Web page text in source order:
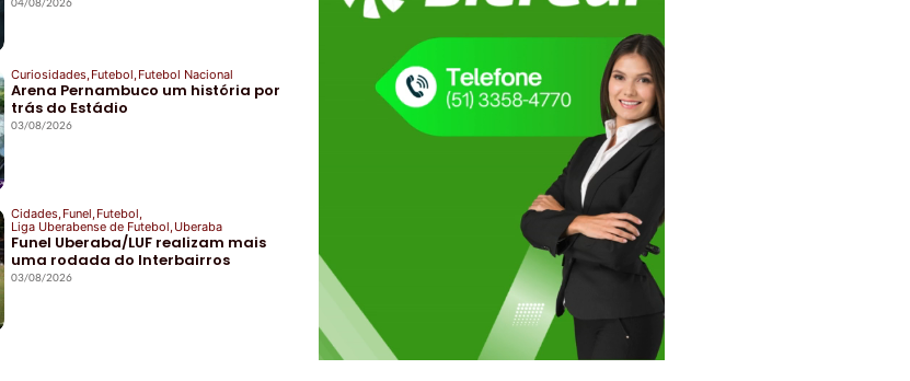
Curiosidades, Futebol Futebol Nacional
Arena Pernambuco um história por
trás do Estádio
03/08/2026
Cidades,Funel,Futebol,
Liga Uberabense de Futebol,Uberaba
Funel Uberaba/LUF realizam mais
uma rodada do Interbairros
03/08/2026